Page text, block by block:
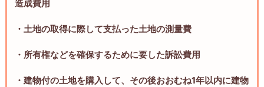
造成費用
・土地の取得に際して支払った土地の測量費
・所有権などを確保するために要した訴訟費用
・建物付の土地を購入して、その後おおむね1年以内に建物